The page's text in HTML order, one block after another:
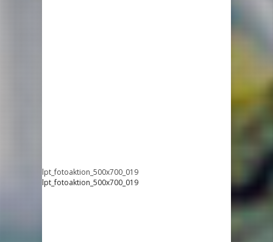
lpt_fotoaktion_500x700_019
lpt_fotoaktion_500x700_019